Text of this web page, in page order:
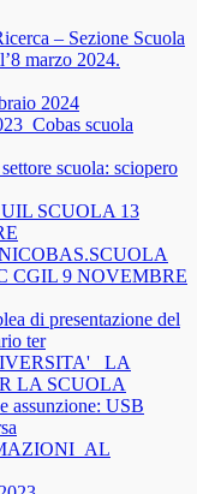
– Sezione Scuola
marzo 2024.
2024
scuola
scuola: sciopero
SCUOLA 13
CGIL 9 NOVEMBRE
di presentazione del
ter
LA
LA SCUOLA
assunzione: USB